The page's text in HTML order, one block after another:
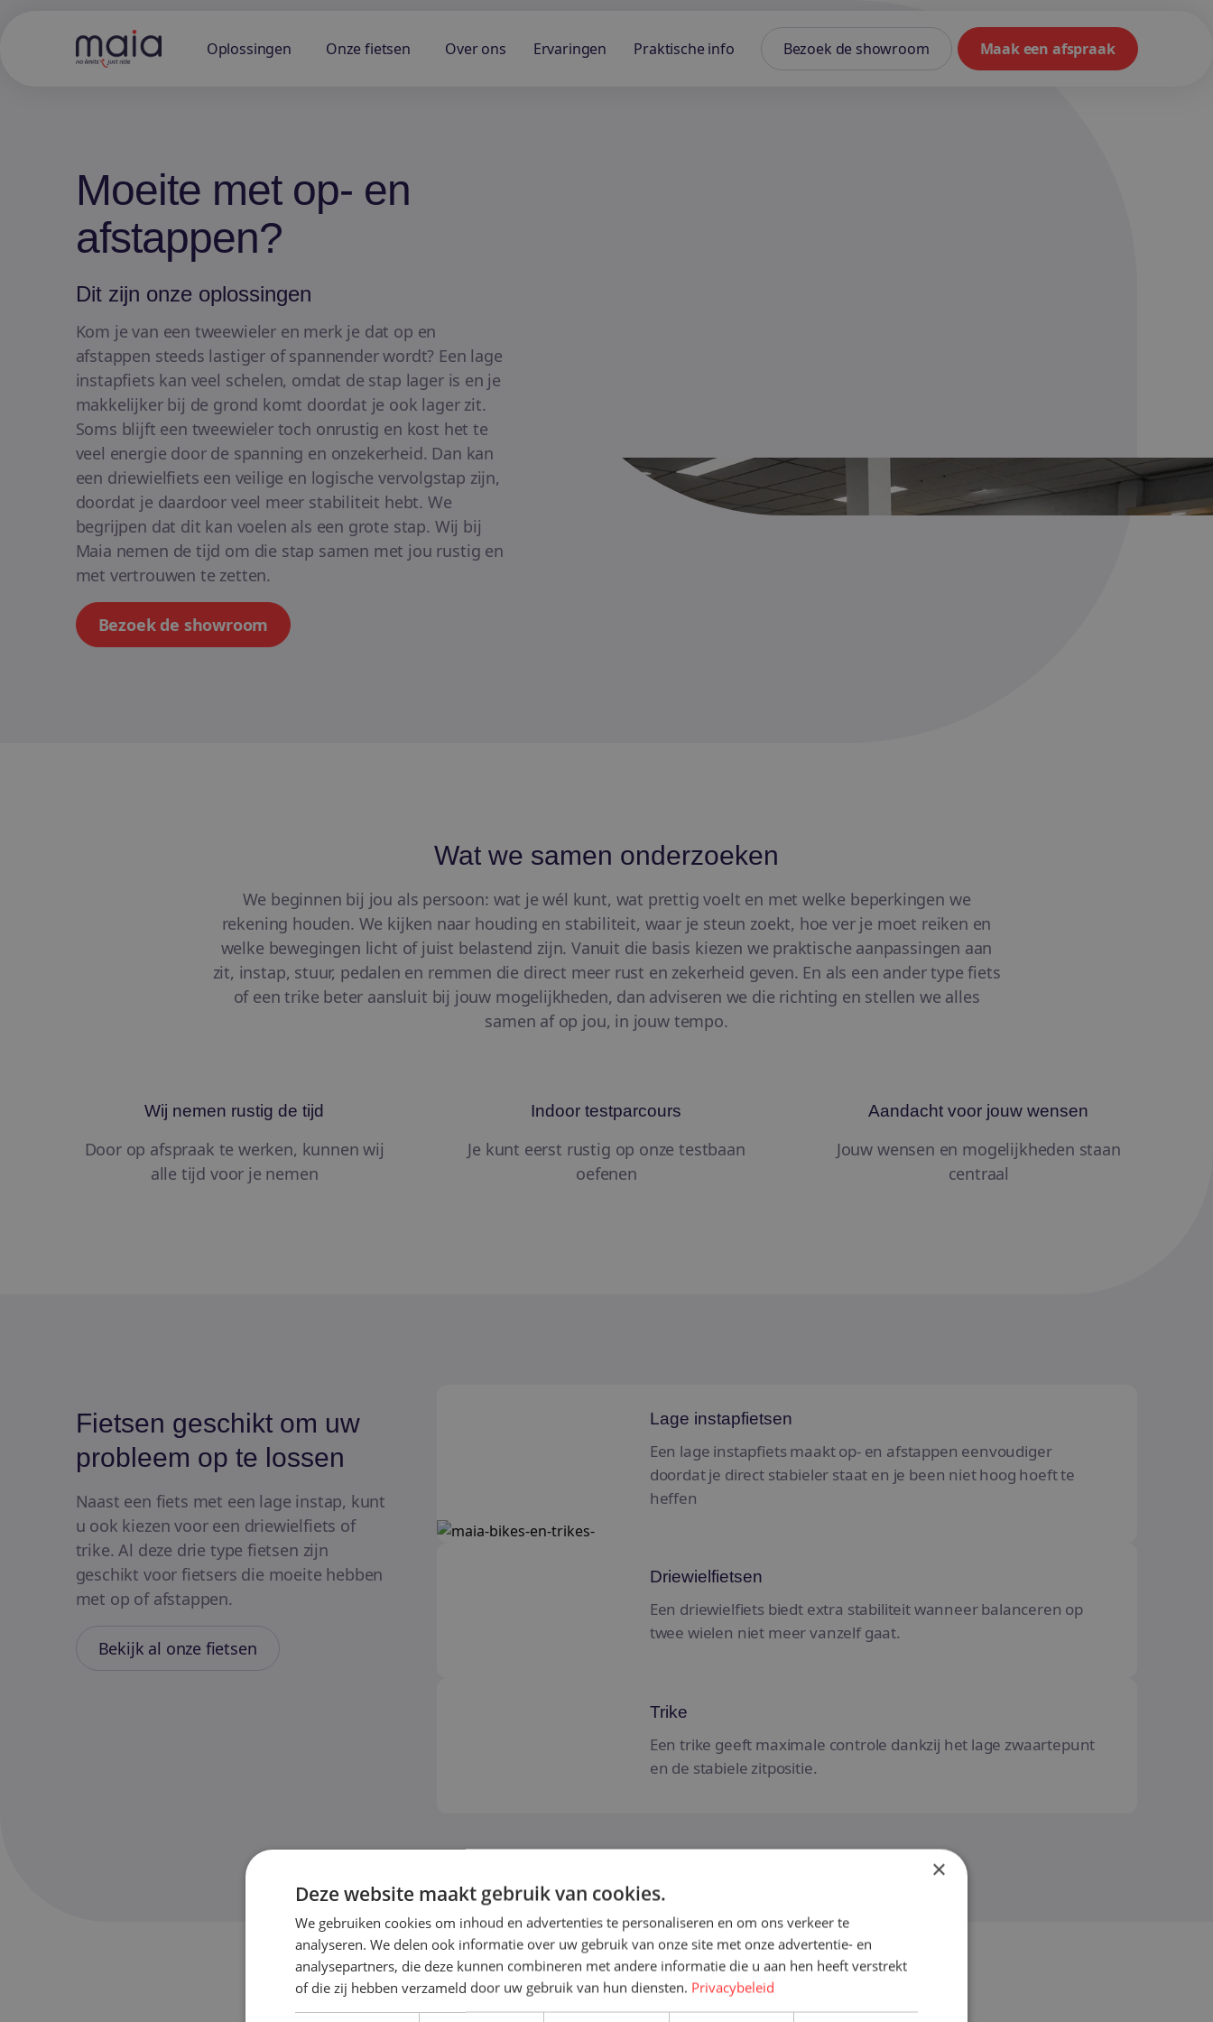
Oplossingen Onze fietsen Over ons Ervaringen Praktische info Bezoek de showroom Maak een afspraak
Moeite met op- en
afstappen?
Dit zijn onze oplossingen
Kom je van een tweewieler en merk je dat op en
afstappen steeds lastiger of spannender wordt? Een lage
instapfiets kan veel schelen, omdat de stap lager is en je
makkelijker bij de grond komt doordat je ook lager zit.
Soms blijft een tweewieler toch onrustig en kost het te
veel energie door de spanning en onzekerheid. Dan kan
een driewielfiets een veilige en logische vervolgstap zijn,
doordat je daardoor veel meer stabiliteit hebt. We
begrijpen dat dit kan voelen als een grote stap. Wij bij
Maia nemen de tijd om die stap samen met jou rustig en
met vertrouwen te zetten.
Bezoek de showroom
Wat we samen onderzoeken
We beginnen bij jou als persoon: wat je wél kunt, wat prettig voelt en met welke beperkingen we
rekening houden. We kijken naar houding en stabiliteit, waar je steun zoekt, hoe ver je moet reiken en
welke bewegingen licht of juist belastend zijn. Vanuit die basis kiezen we praktische aanpassingen aan
zit, instap, stuur, pedalen en remmen die direct meer rust en zekerheid geven. En als een ander type fiets
of een trike beter aansluit bij jouw mogelijkheden, dan adviseren we die richting en stellen we alles
samen af op jou, in jouw tempo.
Wij nemen rustig de tijd
Door op afspraak te werken, kunnen wij
alle tijd voor je nemen
Indoor testparcours
Je kunt eerst rustig op onze testbaan
oefenen
Aandacht voor jouw wensen
Jouw wensen en mogelijkheden staan
centraal
Fietsen geschikt om uw
probleem op te lossen
Naast een fiets met een lage instap, kunt
u ook kiezen voor een driewielfiets of
trike. Al deze drie type fietsen zijn
geschikt voor fietsers die moeite hebben
met op of afstappen.
Bekijk al onze fietsen
Lage instapfietsen
Een lage instapfiets maakt op- en afstappen eenvoudiger
doordat je direct stabieler staat en je been niet hoog hoeft te
heffen
Driewielfietsen
Een driewielfiets biedt extra stabiliteit wanneer balanceren op
twee wielen niet meer vanzelf gaat.
Trike
Een trike geeft maximale controle dankzij het lage zwaartepunt
en de stabiele zitpositie.
×
Deze website maakt gebruik van cookies.
We gebruiken cookies om inhoud en advertenties te personaliseren en om ons verkeer te
analyseren. We delen ook informatie over uw gebruik van onze site met onze advertentie- en
analysepartners, die deze kunnen combineren met andere informatie die u aan hen heeft verstrekt
of die zij hebben verzameld door uw gebruik van hun diensten. Privacybeleid